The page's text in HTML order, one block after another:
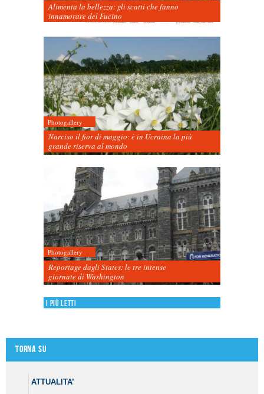
Alimenta la bellezza: gli scatti che fanno
innamorare del Fucino
Photogallery
Narciso il fior di maggio: è in Ucraina la più
grande riserva al mondo
Photogallery
Reportage dagli States: le tre intense
giornate di Washington
I più letti
Torna su
ATTUALITA’